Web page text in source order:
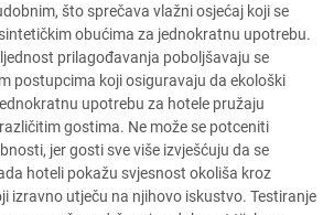
što sprečava vlažni osjećaj koji se
obućima za jednokratnu upotrebu.
prilagođavanja poboljšavaju se
postupcima koji osiguravaju da ekološki
upotrebu za hotele pružaju
gostima. Ne može se potceniti
jer gosti sve više izvješćuju da se
hoteli pokažu svjesnost okoliša kroz
izravno utječu na njihovo iskustvo. Testiranje